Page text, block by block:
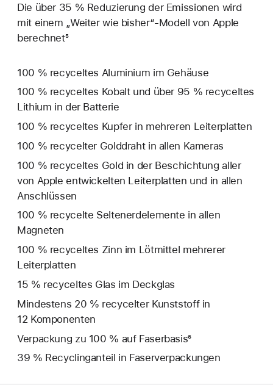
Die über 35 % Reduzierung der Emissionen wird
mit einem „Weiter wie bisher“-Modell von Apple
berechnet⁵
100 % recyceltes Aluminium im Gehäuse
100 % recyceltes Kobalt und über 95 % recyceltes
Lithium in der Batterie
100 % recyceltes Kupfer in mehreren Leiterplatten
100 % recycelter Golddraht in allen Kameras
100 % recyceltes Gold in der Beschichtung aller
von Apple entwickelten Leiterplatten und in allen
Anschlüssen
100 % recycelte Seltenerd­elemente in allen
Magneten
100 % recyceltes Zinn im Lötmittel mehrerer
Leiterplatten
15 % recyceltes Glas im Deckglas
Mindestens 20 % recycelter Kunststoff in
12 Komponenten
Verpackung zu 100 % auf Faserbasis⁶
39 % Recyclinganteil in Faserverpackungen